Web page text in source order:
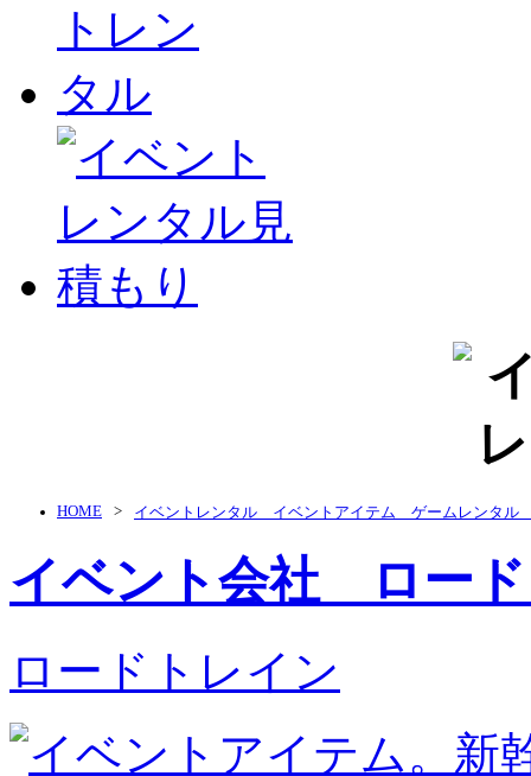
HOME イベントレンタル イベントアイテム ゲームレンタ
イベント会社 ロード
ロードトレイン